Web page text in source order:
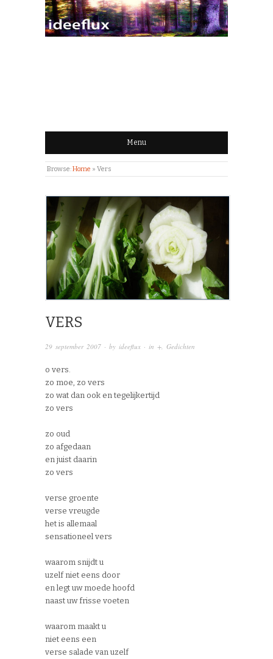
IDEEFLUX | STROOM
VAN IDEEËN
Menu
Browse:Home » Vers
VERS
29 september 2007 · by ideeflux · in + Gedichten
o vers.
zo moe, zo vers
zo wat dan ook en tegelijkertijd
zo vers
zo oud
zo afgedaan
en juist daarin
zo vers
verse groente
verse vreugde
het is allemaal
sensationeel vers
waarom snijdt u
uzelf niet eens door
en legt uw moede hoofd
naast uw frisse voeten
waarom maakt u
niet eens een
verse salade van uzelf